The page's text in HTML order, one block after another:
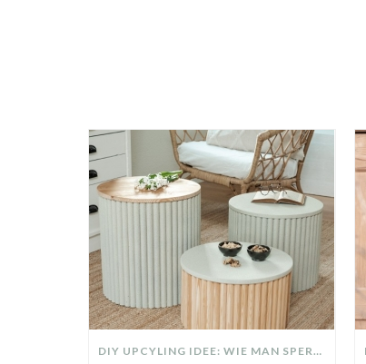
DIY UPCYLING IDEE: WIE MAN SPERRMÜLL IN EIN DESIGNER TEIL VERWANDELT